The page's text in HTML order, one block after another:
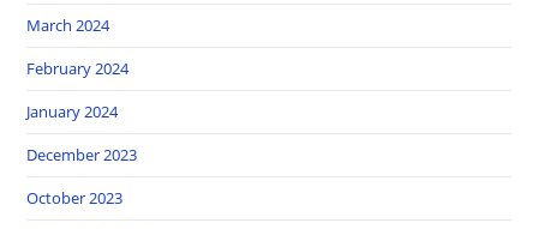
March 2024
February 2024
January 2024
December 2023
October 2023